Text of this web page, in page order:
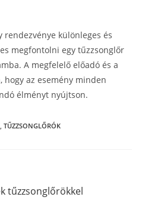
rendezvénye különleges és
megfontolni egy tűzzsonglőr
A megfelelő előadó és a
hogy az esemény minden
élményt nyújtson.
, TŰZZSONGLŐRÓK
tűzzsonglőrökkel